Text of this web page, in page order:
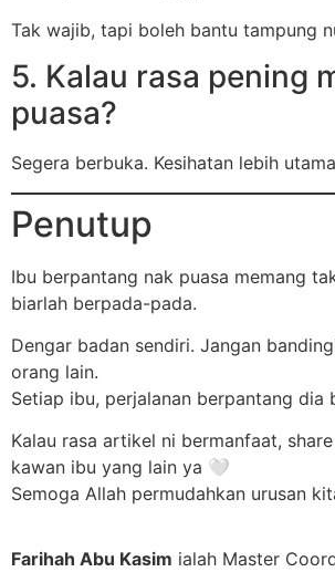
Tak wajib, tapi boleh bantu tampung
5. Kalau rasa pening
puasa?
Segera berbuka. Kesihatan lebih
Penutup
Ibu berpantang nak puasa memang
biarlah berpada-pada.
Dengar badan sendiri. Jangan
orang lain.
Setiap ibu, perjalanan berpantang dia
Kalau rasa artikel ni bermanfaat,
kawan ibu yang lain ya 🤍
Semoga Allah permudahkan urusan
Farihah Abu Kasim ialah Master